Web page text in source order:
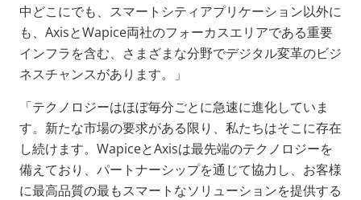
中どこにでも、スマートシティアプリケーション以外に
も、AxisとWapice両社のフォーカスエリアである重要
インフラを含む、さまざまな分野でデジタル変革のビジ
ネスチャンスがあります。」
「テクノロジーはほぼ毎分ごとに急速に進化していま
す。新たな市場の要求がある限り、私たちはそこに存在
し続けます。WapiceとAxisは最先端のテクノロジーを
備えており、パートナーシップを通じて協力し、お客様
に最高品質の最もスマートなソリューションを提供する